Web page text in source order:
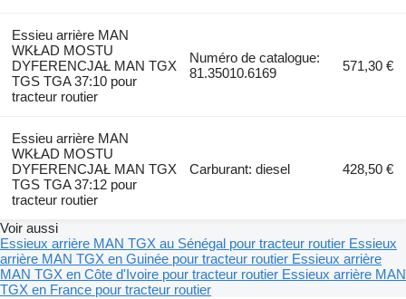
Essieu arrière MAN
WKŁAD MOSTU
DYFERENCJAŁ MAN TGX
TGS TGA 37:10 pour
tracteur routier
Numéro de catalogue:
81.35010.6169
571,30 €
Essieu arrière MAN
WKŁAD MOSTU
DYFERENCJAŁ MAN TGX
TGS TGA 37:12 pour
tracteur routier
Carburant: diesel 428,50 €
Voir aussi
Essieux arrière MAN TGX au Sénégal pour tracteur routier Essieux
arrière MAN TGX en Guinée pour tracteur routier Essieux arrière
MAN TGX en Côte d'Ivoire pour tracteur routier Essieux arrière MAN
TGX en France pour tracteur routier